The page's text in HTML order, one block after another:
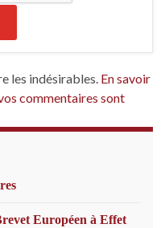
les indésirables. En savoir
commentaires sont
Européen à Effet